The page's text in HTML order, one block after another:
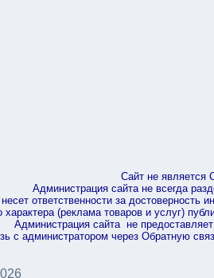
Сайт не является
Администрация сайта не всегда
ответственности за достоверность
(реклама товаров и услуг)
Администрация сайта не
с администратором через Обратную